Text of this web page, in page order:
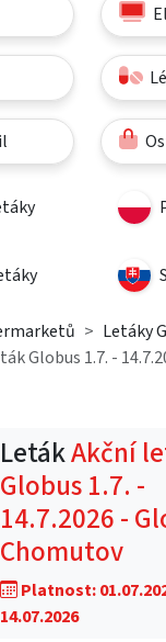
Letáky
Globus 1.7. -
LetákAkční
Globus 1.7. -
14.7.2026 -
Chomutov
Platnost:
14.07.2026